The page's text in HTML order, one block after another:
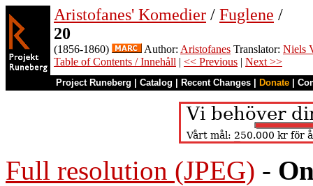
Aristofanes' Komedier / Fuglene /
20
(1856-1860) Author: Aristofanes Translator: Niels
Table of Contents / Innehåll | << Previous | Next >>
Project Runeberg Catalog Recent Changes Donate
Full resolution (JPEG) -